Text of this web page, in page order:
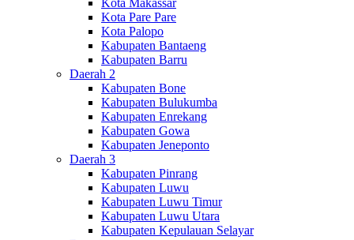
Kota Makassar
Kota Pare Pare
Kota Palopo
Kabupaten Bantaeng
Kabupaten Barru
Daerah 2
Kabupaten Bone
Kabupaten Bulukumba
Kabupaten Enrekang
Kabupaten Gowa
Kabupaten Jeneponto
Daerah 3
Kabupaten Pinrang
Kabupaten Luwu
Kabupaten Luwu Timur
Kabupaten Luwu Utara
Kabupaten Kepulauan Selayar